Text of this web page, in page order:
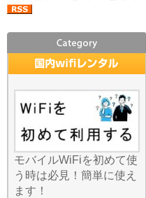
Wi-Fiのレンタルサービス
利用すれば、ご自身のス
ホプランのギガを一切消
することなく、存分にコ
テンツを楽しめます。月
の携帯料金プランを低い
量に抑えて、必要な時だ
当店のWi-Fiを借りると
「通信費の節約術」も人
です。月末に速度制限が
かってイライラすること
も、もうありません。容
を気にせず高画質動画を
モバイルWiFiを初めて使
う時は必見！簡単に使え
ます！